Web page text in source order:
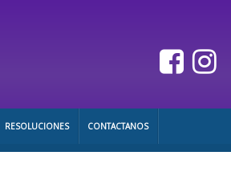
RESOLUCIONES CONTACTANOS